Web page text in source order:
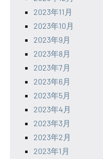
2023年11月
2023年10月
2023年9月
2023年8月
2023年7月
2023年6月
2023年5月
2023年4月
2023年3月
2023年2月
2023年1月